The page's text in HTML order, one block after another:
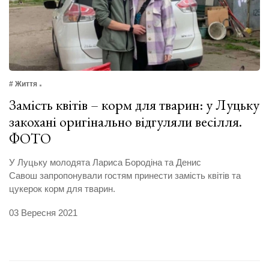
# Життя
Замість квітів – корм для тварин: у Луцьку
закохані оригінально відгуляли весілля.
ФОТО
У Луцьку молодята Лариса Бородіна та Денис
Савош запропонували гостям принести замість квітів та
цукерок корм для тварин.
03 Вересня 2021